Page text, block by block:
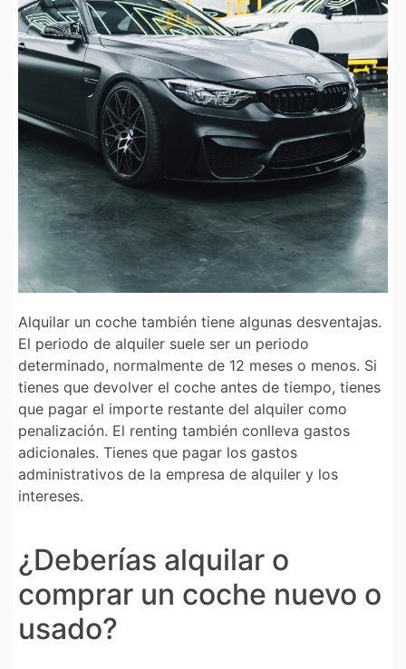
Alquilar un coche también tiene algunas desventajas.
El periodo de alquiler suele ser un periodo
determinado, normalmente de 12 meses o menos. Si
tienes que devolver el coche antes de tiempo, tienes
que pagar el importe restante del alquiler como
penalización. El renting también conlleva gastos
adicionales. Tienes que pagar los gastos
administrativos de la empresa de alquiler y los
intereses.
¿Deberías alquilar o
comprar un coche nuevo o
usado?